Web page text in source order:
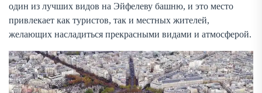
один из лучших видов на Эйфелеву башню, и это место
привлекает как туристов, так и местных жителей,
желающих насладиться прекрасными видами и атмосферой.